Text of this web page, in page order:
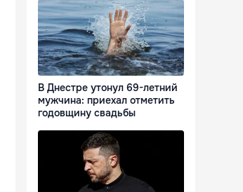
В Днестре утонул 69-летний
мужчина: приехал отметить
годовщину свадьбы